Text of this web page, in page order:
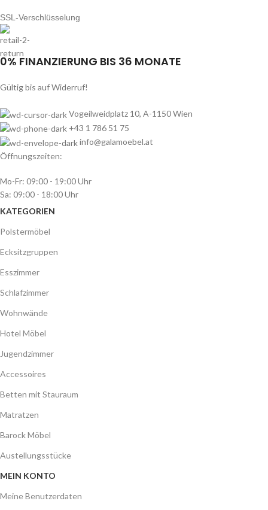
SSL-Verschlüsselung
0% FINANZIERUNG BIS 36 MONATE
Gültig bis auf Widerruf!
Vogeilweidplatz 10, A-1150 Wien
+43 1 786 51 75
info@galamoebel.at
Öffnungszeiten:
Mo-Fr: 09:00 - 19:00 Uhr
Sa: 09:00 - 18:00 Uhr
KATEGORIEN
Polstermöbel
Ecksitzgruppen
Esszimmer
Schlafzimmer
Wohnwände
Hotel Möbel
Jugendzimmer
Accessoires
Betten mit Stauraum
Matratzen
Barock Möbel
Austellungsstücke
MEIN KONTO
Meine Benutzerdaten